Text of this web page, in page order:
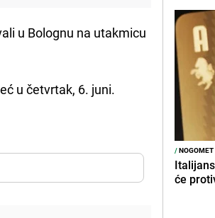
u Bolognu na utakmicu
u četvrtak, 6. juni.
/NOGOMET
će